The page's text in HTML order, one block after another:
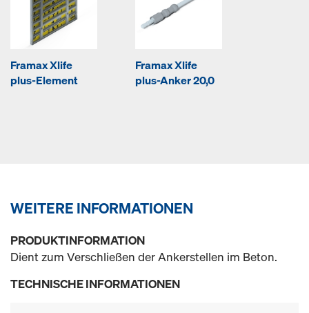
Framax Xlife
plus-Element
Framax Xlife
plus-Anker 20,0
WEITERE INFORMATIONEN
PRODUKTINFORMATION
Dient zum Verschließen der Ankerstellen im Beton.
TECHNISCHE INFORMATIONEN